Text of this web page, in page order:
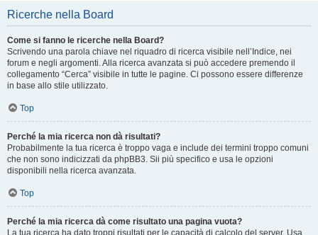
Ricerche nella Board
Come si fanno le ricerche nella Board?
Scrivendo una parola chiave nel riquadro di ricerca visibile nell’Indice, nei
forum e negli argomenti. Alla ricerca avanzata si può accedere premendo il
collegamento “Cerca” visibile in tutte le pagine. Ci possono essere differenze
in base allo stile utilizzato.
Top
Perché la mia ricerca non dà risultati?
Probabilmente la tua ricerca è troppo vaga e include dei termini troppo comuni
che non sono indicizzati da phpBB3. Sii più specifico e usa le opzioni
disponibili nella ricerca avanzata.
Top
Perché la mia ricerca dà come risultato una pagina vuota?
La tua ricerca ha dato troppi risultati per le capacità di calcolo del server. Usa